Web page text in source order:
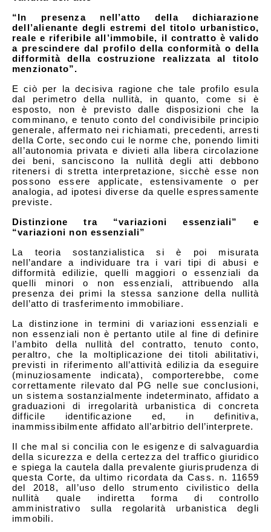
“In presenza nell’atto della dichiarazione
dell’alienante degli estremi del titolo urbanistico,
reale e riferibile all’immobile, il contratto è valido
a prescindere dal profilo della conformità o della
difformità della costruzione realizzata al titolo
menzionato”.
E ciò per la decisiva ragione che tale profilo esula
dal perimetro della nullità, in quanto, come si è
esposto, non è previsto dalle disposizioni che la
comminano, e tenuto conto del condivisibile principio
generale, affermato nei richiamati, precedenti, arresti
della Corte, secondo cui le norme che, ponendo limiti
all’autonomia privata e divieti alla libera circolazione
dei beni, sanciscono la nullità degli atti debbono
ritenersi di stretta interpretazione, sicchè esse non
possono essere applicate, estensivamente o per
analogia, ad ipotesi diverse da quelle espressamente
previste.
Distinzione tra “variazioni essenziali” e
“variazioni non essenziali”
La teoria sostanzialistica si è poi misurata
nell’andare a individuare tra i vari tipi di abusi e
difformità edilizie, quelli maggiori o essenziali da
quelli minori o non essenziali, attribuendo alla
presenza dei primi la stessa sanzione della nullità
dell’atto di trasferimento immobiliare.
La distinzione in termini di variazioni essenziali e
non essenziali non è pertanto utile al fine di definire
l’ambito della nullità del contratto, tenuto conto,
peraltro, che la moltiplicazione dei titoli abilitativi,
previsti in riferimento all’attività edilizia da eseguire
(minuziosamente indicata), comporterebbe, come
correttamente rilevato dal PG nelle sue conclusioni,
un sistema sostanzialmente indeterminato, affidato a
graduazioni di irregolarità urbanistica di concreta
difficile identificazione ed, in definitiva,
inammissibilmente affidato all’arbitrio dell’interprete.
Il che mal si concilia con le esigenze di salvaguardia
della sicurezza e della certezza del traffico giuridico
e spiega la cautela dalla prevalente giurisprudenza di
questa Corte, da ultimo ricordata da Cass. n. 11659
del 2018, all’uso dello strumento civilistico della
nullità quale indiretta forma di controllo
amministrativo sulla regolarità urbanistica degli
immobili.